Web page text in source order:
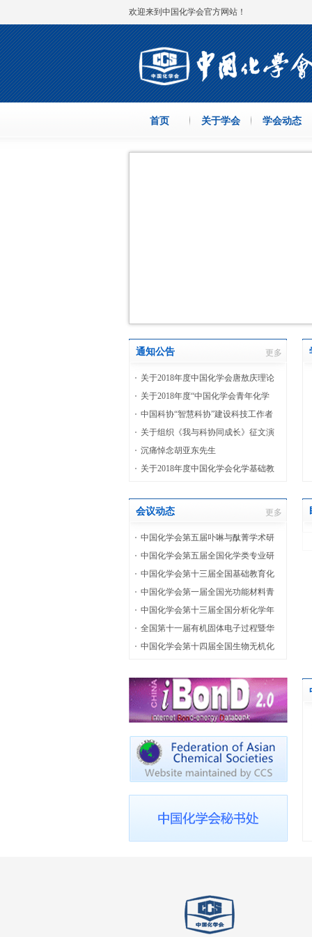
欢迎来到中国化学会官方网站！
首页 关于学会 学会动态
通知公告 更多
关于2018年度中国化学会唐敖庆理论
关于2018年度“中国化学会青年化学
中国科协“智慧科协”建设科技工作者
关于组织《我与科协同成长》征文演
沉痛悼念胡亚东先生
关于2018年度中国化学会化学基础教
会议动态 更多
中国化学会第五届卟啉与酞菁学术研
中国化学会第五届全国化学类专业研
究生化学课程与教学研讨会 （第一轮
通知）
中国化学会第十三届全国基础教育化
一轮）
中国化学会第一届全国光功能材料青
中国化学会第十三届全国分析化学年
全国第十一届有机固体电子过程暨华
轮通知
中国化学会第十四届全国生物无机化